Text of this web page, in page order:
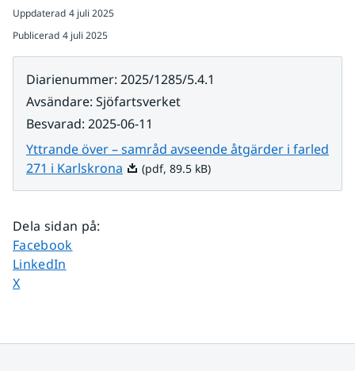
Uppdaterad 4 juli 2025
Publicerad 4 juli 2025
Diarienummer: 2025/1285/5.4.1
Avsändare: Sjöfartsverket
Besvarad: 2025-06-11
Yttrande över – samråd avseende åtgärder i farled
271 i Karlskrona Pdf, 89.5 kB.
(pdf, 89.5 kB)
Dela sidan på:
Dela sidan på
Facebook
Dela sidan på
LinkedIn
Dela sidan på
X